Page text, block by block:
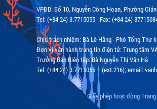
VPĐD: Số 10, Nguyễn Công Hoan, Phường
Tel: (+84 24) 3.7715055 - Fax: (+84 24)
Chịu trách nhiệm: Bà Lê Hằng - Phó Tổng Thư
Đơn vị vận hành trang tin điện tử: Trung tâm
Trưởng Ban Biên tập: Bà Nguyễn Thị Vân Hà
Tel: (+84 24) 3.7715055 – (ext.216); email:
Giấy phép hoạt động